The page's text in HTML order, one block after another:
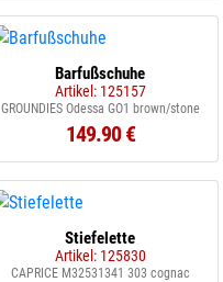
Barfußschuhe
Artikel: 125157
GROUNDIES Odessa GO1 brown/stone
149.90 €
Stiefelette
Artikel: 125830
CAPRICE M32531341 303 cognac